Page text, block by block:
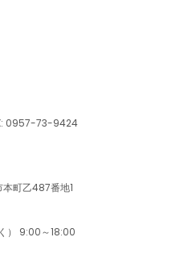
0957-73-9424
町乙487番地1
） 9:00～18:00